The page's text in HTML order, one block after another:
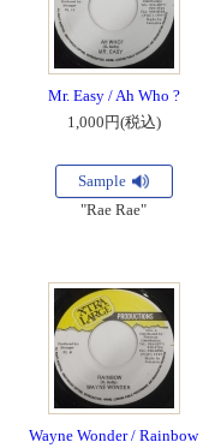
Mr. Easy / Ah Who ?
1,000円(税込)
Sample
"Rae Rae"
Wayne Wonder / Rainbow